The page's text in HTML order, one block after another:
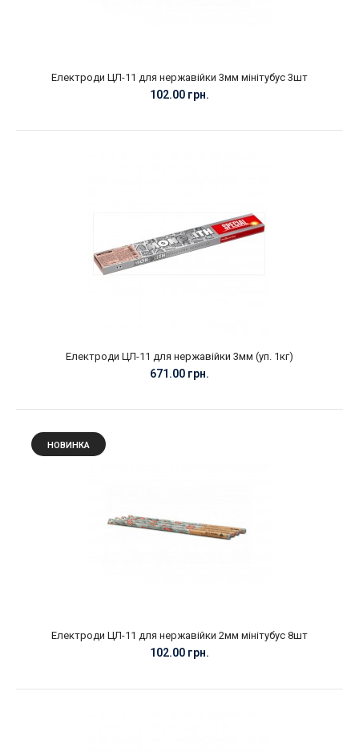
Електроди ЦЛ-11 для нержавійки 3мм мінітубус 3шт
102.00 грн.
Електроди ЦЛ-11 для нержавійки 3мм (уп. 1кг)
671.00 грн.
НОВИНКА
Електроди ЦЛ-11 для нержавійки 2мм мінітубус 8шт
102.00 грн.